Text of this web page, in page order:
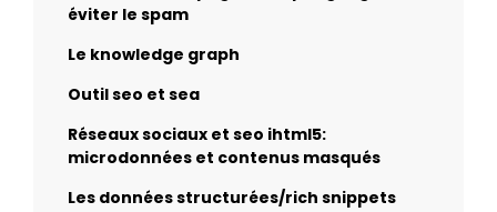
éviter le spam
Le knowledge graph
Outil seo et sea
Réseaux sociaux et seo ihtml5:
microdonnées et contenus masqués
Les données structurées/rich snippets